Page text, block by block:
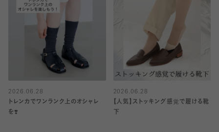
2026.06.28
トレンカでワンランク上のオシャレ
を❣️
2026.06.28
【人気】ストッキング感覚で履ける靴
下